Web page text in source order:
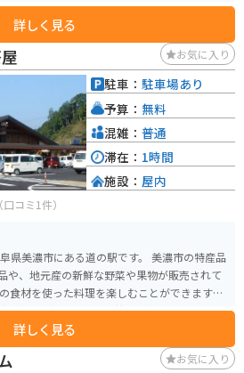
す。
詳しく見る
お気に入り
（口コミ1件）
にある道の駅です。 美濃市の特産品
や、地元産の新鮮な野菜や果物が販売されて
食材を使った料理を楽しむことができます。
（こうぞ）を使った「楮うどん」は、コシが
すめです。 バイクで訪れる場合
の堤防があり、穏やかな川の風景を眺めなが
た、道の駅から少し足を延ばせば、うだつの
詳しく見る
駐車： 駐車場あり
予算： 無料
混雑： 普通
滞在： 1時間
施設： 屋内
お気に入り